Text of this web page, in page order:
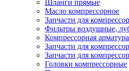
Шланги прямые
Масло компрессорное
Запчасти для
Фильтры воздушные,
Компрессорная арматура
Запчасти для
Запчасти для
Головки компрессорные